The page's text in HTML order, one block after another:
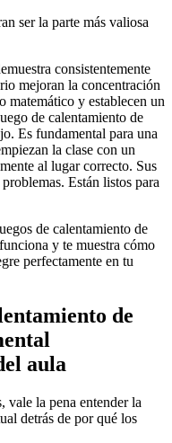
ser la parte más valiosa
consistentemente
mejoran la concentración
matemático y establecen un
de calentamiento de
Es fundamental para una
la clase con un
al lugar correcto. Sus
Están listos para
de calentamiento de
y te muestra cómo
perfectamente en tu
de
aula
vale la pena entender la
detrás de por qué los